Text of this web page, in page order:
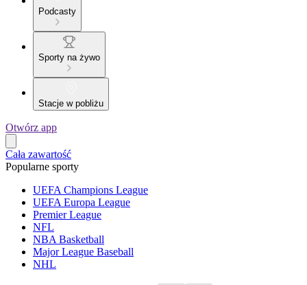
Podcasty
Sporty na żywo
Stacje w pobliżu
Otwórz app
Cała zawartość
Popularne sporty
UEFA Champions League
UEFA Europa League
Premier League
NFL
NBA Basketball
Major League Baseball
NHL